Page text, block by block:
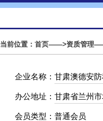
当前位置：首页——>资质管理
企业名称： 甘肃澳德安
办公地址： 甘肃省兰州
会员类型： 普通会员